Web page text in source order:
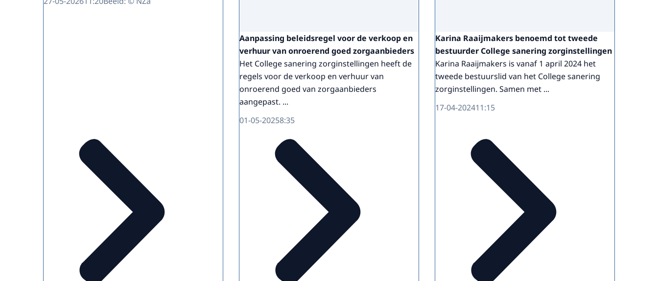
Aanpassing beleidsregel voor de verkoop en
verhuur van onroerend goed zorgaanbieders
Het College sanering zorginstellingen heeft de
regels voor de verkoop en verhuur van
onroerend goed van zorgaanbieders
aangepast. ...
01-05-20258:35
Karina Raaijmakers benoemd tot tweede
bestuurder College sanering zorginstellingen
Karina Raaijmakers is vanaf 1 april 2024 het
tweede bestuurslid van het College sanering
zorginstellingen. Samen met ...
17-04-202411:15